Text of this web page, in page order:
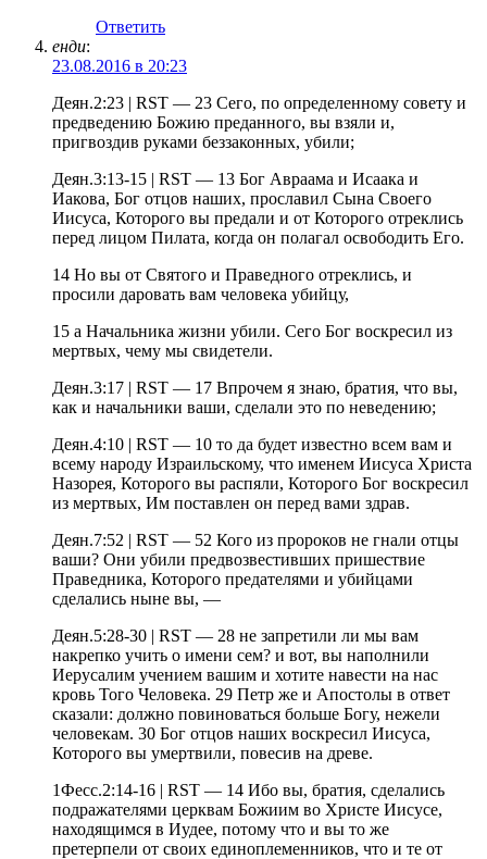
Ответить
енди:
23.08.2016 в 20:23
Деян.2:23 | RST — 23 Сего, по определенному совету и
предведению Божию преданного, вы взяли и,
пригвоздив руками беззаконных, убили;
Деян.3:13-15 | RST — 13 Бог Авраама и Исаака и
Иакова, Бог отцов наших, прославил Сына Своего
Иисуса, Которого вы предали и от Которого отреклись
перед лицом Пилата, когда он полагал освободить Его.
14 Но вы от Святого и Праведного отреклись, и
просили даровать вам человека убийцу,
15 а Начальника жизни убили. Сего Бог воскресил из
мертвых, чему мы свидетели.
Деян.3:17 | RST — 17 Впрочем я знаю, братия, что вы,
как и начальники ваши, сделали это по неведению;
Деян.4:10 | RST — 10 то да будет известно всем вам и
всему народу Израильскому, что именем Иисуса Христа
Назорея, Которого вы распяли, Которого Бог воскресил
из мертвых, Им поставлен он перед вами здрав.
Деян.7:52 | RST — 52 Кого из пророков не гнали отцы
ваши? Они убили предвозвестивших пришествие
Праведника, Которого предателями и убийцами
сделались ныне вы, —
Деян.5:28-30 | RST — 28 не запретили ли мы вам
накрепко учить о имени сем? и вот, вы наполнили
Иерусалим учением вашим и хотите навести на нас
кровь Того Человека. 29 Петр же и Апостолы в ответ
сказали: должно повиноваться больше Богу, нежели
человекам. 30 Бог отцов наших воскресил Иисуса,
Которого вы умертвили, повесив на древе.
1Фесс.2:14-16 | RST — 14 Ибо вы, братия, сделались
подражателями церквам Божиим во Христе Иисусе,
находящимся в Иудее, потому что и вы то же
претерпели от своих единоплеменников, что и те от